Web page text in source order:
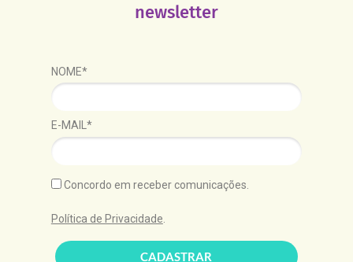
newsletter
NOME*
E-MAIL*
Concordo em receber comunicações.
Política de Privacidade
CADASTRAR